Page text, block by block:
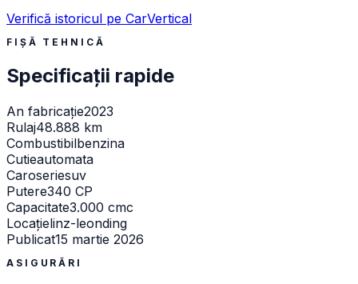
Verifică istoricul pe CarVertical
FIȘĂ TEHNICĂ
Specificații rapide
An fabricație2023
Rulaj48.888 km
Combustibilbenzina
Cutieautomata
Caroseriesuv
Putere340 CP
Capacitate3.000 cmc
Locațielinz-leonding
Publicat15 martie 2026
ASIGURĂRI